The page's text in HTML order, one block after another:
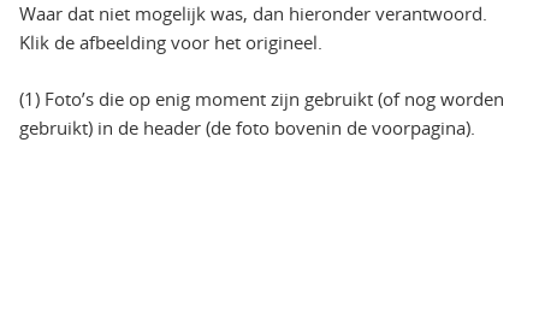
Waar dat niet mogelijk was, dan hieronder verantwoord.
Klik de afbeelding voor het origineel.
(1) Foto’s die op enig moment zijn gebruikt (of nog worden
gebruikt) in de header (de foto bovenin de voorpagina).